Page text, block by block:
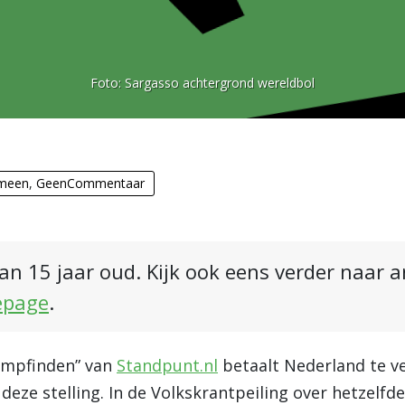
Foto: Sargasso achtergrond wereldbol
, GeenCommentaar
15 jaar oud. Kijk ook eens verder naar
.
van Standpunt.nl betaalt Nederland te
stelling. In de Volkskrantpeiling over